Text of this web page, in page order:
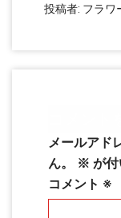
投稿者: フラワ
メールアド
ん。
※ が
コメント ※